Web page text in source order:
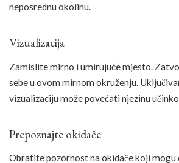
neposrednu okolinu.
Vizualizacija
Zamislite mirno i umirujuće mjesto.
sebe u ovom mirnom okruženju.
vizualizaciju može povećati njezinu
Prepoznajte okidače
Obratite pozornost na okidače koji mogu